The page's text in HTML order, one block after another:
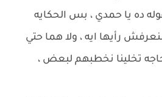
ده يا حمدي ، بس الحكايه
رأيها ايه ، ولا هما حتي
تخلينا نخطبهم لبعض ،